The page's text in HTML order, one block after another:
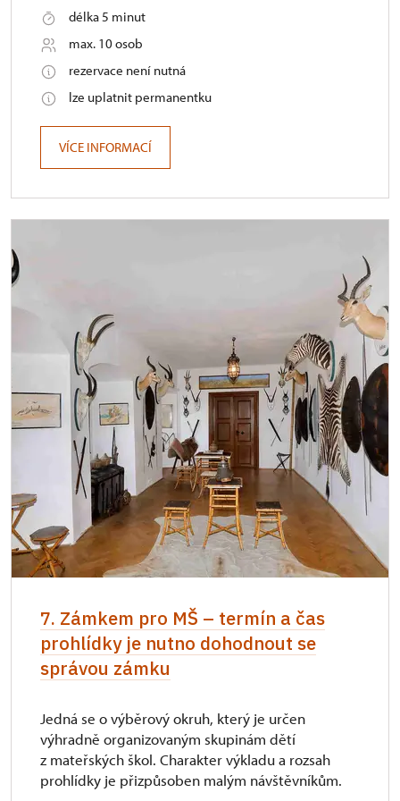
délka 5 minut
max. 10 osob
rezervace není nutná
lze uplatnit permanentku
VÍCE INFORMACÍ
7. Zámkem pro MŠ – termín a čas
prohlídky je nutno dohodnout se
správou zámku
Jedná se o výběrový okruh, který je určen
výhradně organizovaným skupinám dětí
z mateřských škol. Charakter výkladu a rozsah
prohlídky je přizpůsoben malým návštěvníkům.